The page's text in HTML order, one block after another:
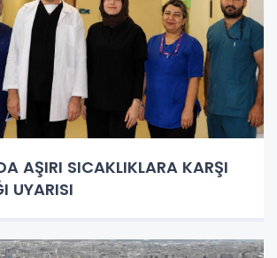
AŞIRI SICAKLIKLARA KARŞI
UYARISI